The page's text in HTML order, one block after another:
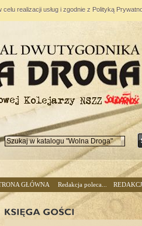
realizacji usług i zgodnie z Polityką
GŁÓWNA Redakcja poleca...